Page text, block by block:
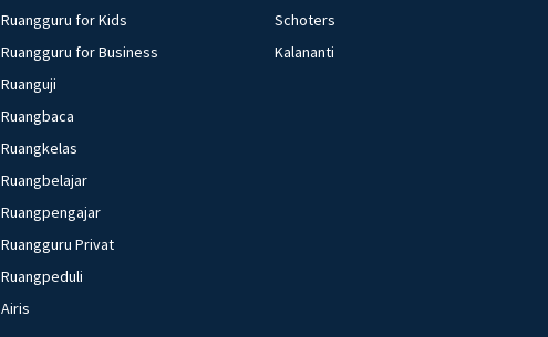
Ruangguru for Kids
Ruangguru for Business
Ruanguji
Ruangbaca
Ruangkelas
Ruangbelajar
Ruangpengajar
Ruangguru Privat
Ruangpeduli
Airis
Schoters
Kalananti